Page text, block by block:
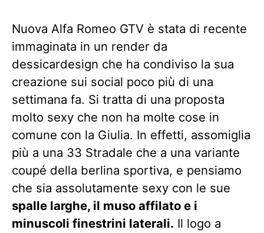
Nuova Alfa Romeo GTV è stata di recente
immaginata in un render da
dessicardesign che ha condiviso la sua
creazione sui social poco più di una
settimana fa. Si tratta di una proposta
molto sexy che non ha molte cose in
comune con la Giulia. In effetti, assomiglia
più a una 33 Stradale che a una variante
coupé della berlina sportiva, e pensiamo
che sia assolutamente sexy con le sue
spalle larghe, il muso affilato e i
minuscoli finestrini laterali. Il logo a